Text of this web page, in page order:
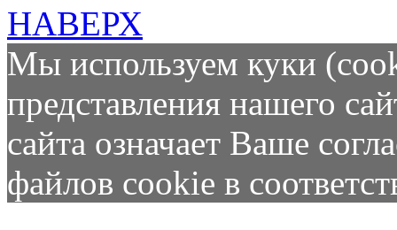
НАВЕРХ
Мы используем куки
представления нашего
сайта означает Ваше
файлов cookie в